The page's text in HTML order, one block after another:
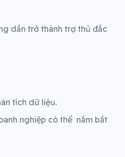
dần trở thành trợ thủ đắc
tích dữ liệu.
nghiệp có thể nắm bắt